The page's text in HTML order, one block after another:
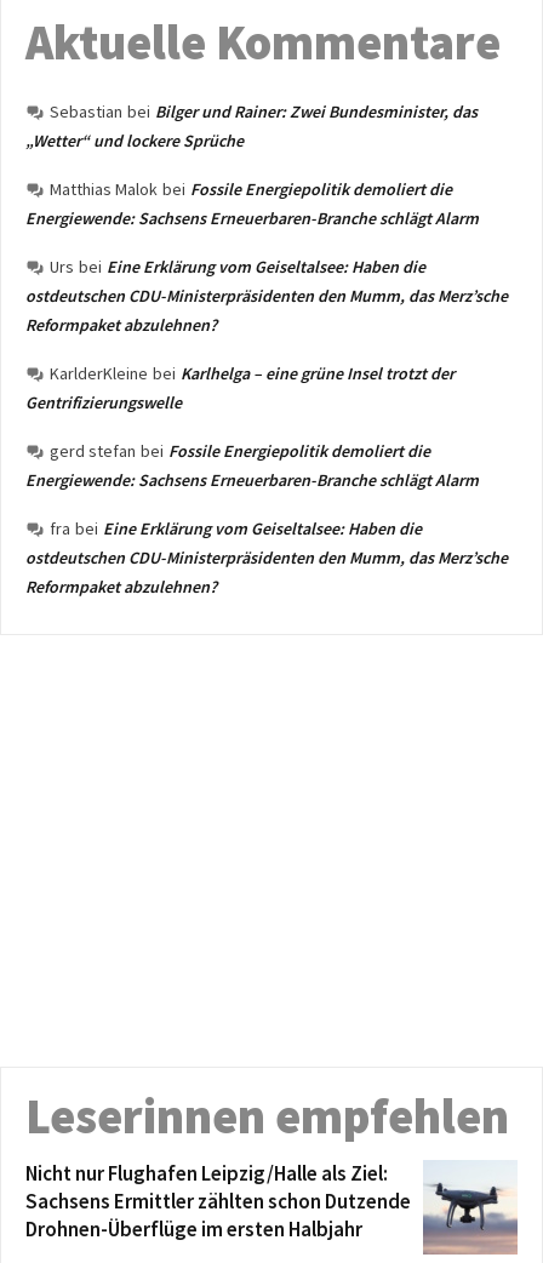
Aktuelle Kommentare
Sebastian bei Bilger und Rainer: Zwei Bundesminister, das
„Wetter“ und lockere Sprüche
Matthias Malok bei Fossile Energiepolitik demoliert die
Energiewende: Sachsens Erneuerbaren-Branche schlägt Alarm
Urs bei Eine Erklärung vom Geiseltalsee: Haben die
ostdeutschen CDU-Ministerpräsidenten den Mumm, das Merz’sche
Reformpaket abzulehnen?
KarlderKleine bei Karlhelga – eine grüne Insel trotzt der
Gentrifizierungswelle
gerd stefan bei Fossile Energiepolitik demoliert die
Energiewende: Sachsens Erneuerbaren-Branche schlägt Alarm
fra bei Eine Erklärung vom Geiseltalsee: Haben die
ostdeutschen CDU-Ministerpräsidenten den Mumm, das Merz’sche
Reformpaket abzulehnen?
Leserinnen empfehlen
Nicht nur Flughafen Leipzig/Halle als Ziel:
Sachsens Ermittler zählten schon Dutzende
Drohnen-Überflüge im ersten Halbjahr